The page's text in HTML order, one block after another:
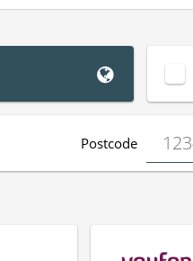
Postcode